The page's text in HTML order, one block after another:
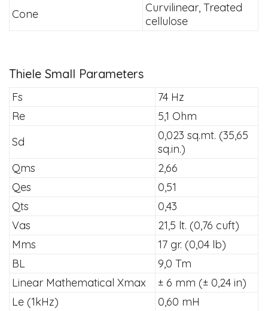
Cone
Curvilinear, Treated
cellulose
Thiele Small Parameters
Fs
74 Hz
Re
5,1 Ohm
Sd
0,023 sq.mt. (35,65
sq.in.)
Qms
2,66
Qes
0,51
Qts
0,43
Vas
21,5 lt. (0,76 cuft)
Mms
17 gr. (0,04 lb)
BL
9,0 Tm
Linear Mathematical Xmax
± 6 mm (± 0,24 in)
Le (1kHz)
0,60 mH